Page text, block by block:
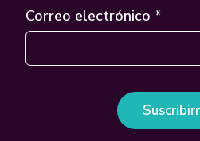
Correo electrónico *